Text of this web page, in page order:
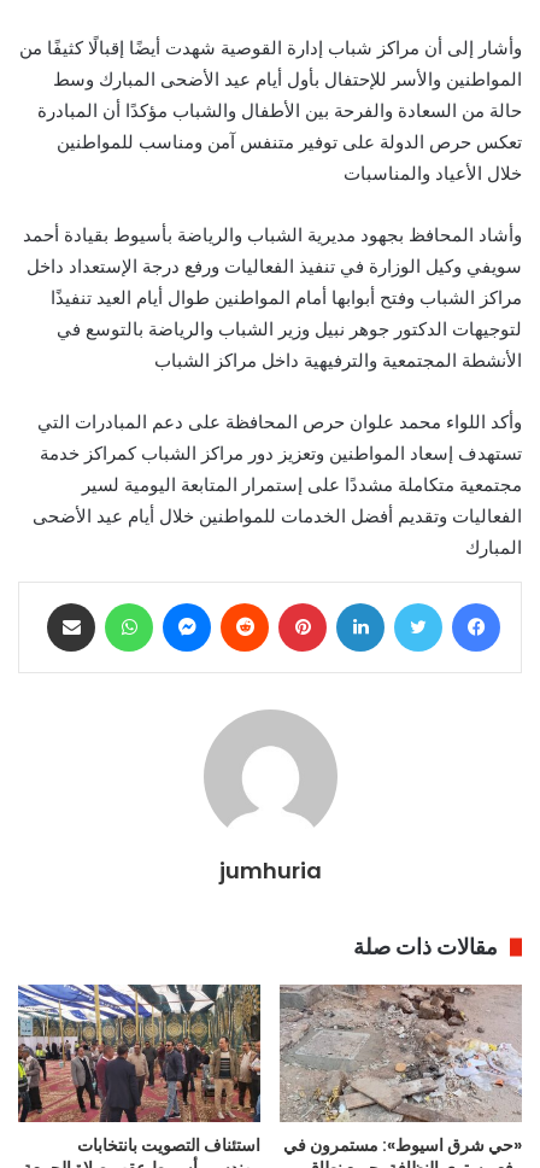
وأشار إلى أن مراكز شباب إدارة القوصية شهدت أيضًا إقبالًا كثيفًا من
المواطنين والأسر للإحتفال بأول أيام عيد الأضحى المبارك وسط
حالة من السعادة والفرحة بين الأطفال والشباب مؤكدًا أن المبادرة
تعكس حرص الدولة على توفير متنفس آمن ومناسب للمواطنين
خلال الأعياد والمناسبات
وأشاد المحافظ بجهود مديرية الشباب والرياضة بأسيوط بقيادة أحمد
سويفي وكيل الوزارة في تنفيذ الفعاليات ورفع درجة الإستعداد داخل
مراكز الشباب وفتح أبوابها أمام المواطنين طوال أيام العيد تنفيذًا
لتوجيهات الدكتور جوهر نبيل وزير الشباب والرياضة بالتوسع في
الأنشطة المجتمعية والترفيهية داخل مراكز الشباب
وأكد اللواء محمد علوان حرص المحافظة على دعم المبادرات التي
تستهدف إسعاد المواطنين وتعزيز دور مراكز الشباب كمراكز خدمة
مجتمعية متكاملة مشددًا على إستمرار المتابعة اليومية لسير
الفعاليات وتقديم أفضل الخدمات للمواطنين خلال أيام عيد الأضحى
المبارك
فيسبوك تويتر لينكدإن بينتيريست ماسنجر واتساب
jumhuria
مقالات ذات صلة
«حي شرق اسيوط»: مستمرون في
استئناف التصويت بانتخابات